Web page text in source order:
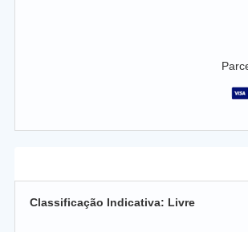
Classificação Indicativa: Livre